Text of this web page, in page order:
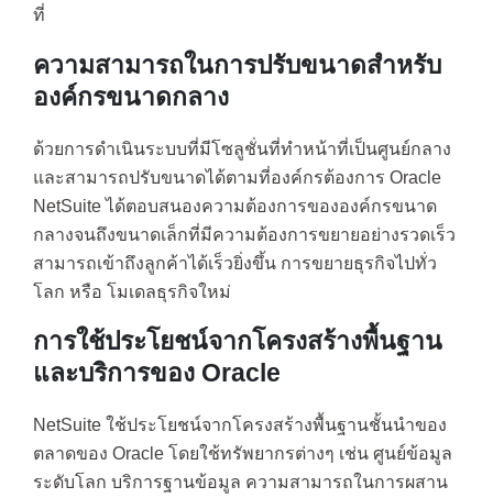
ที่
ความสามารถในการปรับขนาดสำหรับ
องค์กรขนาดกลาง
ด้วยการดำเนินระบบที่มีโซลูชั่นที่ทำหน้าที่เป็นศูนย์กลาง
และสามารถปรับขนาดได้ตามที่องค์กรต้องการ Oracle
NetSuite ได้ตอบสนองความต้องการขององค์กรขนาด
กลางจนถึงขนาดเล็กที่มีความต้องการขยายอย่างรวดเร็ว
สามารถเข้าถึงลูกค้าได้เร็วยิ่งขึ้น การขยายธุรกิจไปทั่ว
โลก หรือ โมเดลธุรกิจใหม่
การใช้ประโยชน์จากโครงสร้างพื้นฐาน
และบริการของ Oracle
NetSuite ใช้ประโยชน์จากโครงสร้างพื้นฐานชั้นนำของ
ตลาดของ Oracle โดยใช้ทรัพยากรต่างๆ เช่น ศูนย์ข้อมูล
ระดับโลก บริการฐานข้อมูล ความสามารถในการผสาน